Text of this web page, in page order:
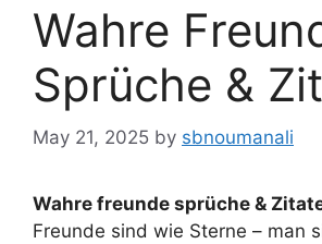
Wahre
Sprüche &
May 21, 2025 by sbnoumanali
Wahre freunde sprüche &
Freunde sind wie Sterne – man